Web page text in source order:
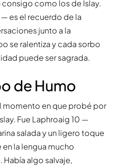
consigo como los de Islay.
es el recuerdo de la
junto a la
se ralentiza y cada sorbo
puede ser sagrada.
de Humo
momento en que probé por
Fue Laphroaig 10 —
salada y un ligero toque
la lengua mucho
algo salvaje,